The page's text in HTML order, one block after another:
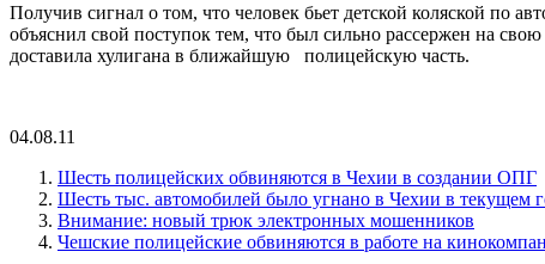
Получив сигнал о том, что человек бьет детской коляской по
объяснил свой поступок тем, что был сильно рассержен на
доставила хулигана в ближайшую полицейскую часть.
04.08.11
Шесть полицейских обвиняются в Чехии в создании ОПГ
Шесть тыс. автомобилей было угнано в Чехии в текущем
Внимание: новый трюк электронных мошенников
Чешские полицейские обвиняются в работе на